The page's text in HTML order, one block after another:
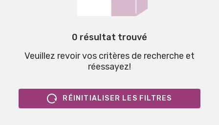
0 résultat trouvé
Veuillez revoir vos critères de recherche et
réessayez!
RÉINITIALISER LES FILTRES